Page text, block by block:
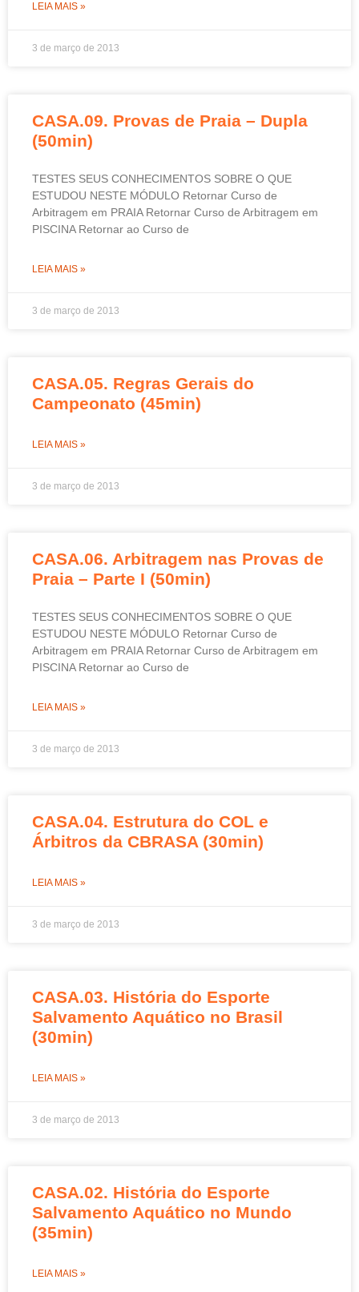
LEIA MAIS »
3 de março de 2013
CASA.09. Provas de Praia – Dupla
(50min)
TESTES SEUS CONHECIMENTOS SOBRE O QUE
ESTUDOU NESTE MÓDULO Retornar Curso de
Arbitragem em PRAIA Retornar Curso de Arbitragem em
PISCINA Retornar ao Curso de
LEIA MAIS »
3 de março de 2013
CASA.05. Regras Gerais do
Campeonato (45min)
LEIA MAIS »
3 de março de 2013
CASA.06. Arbitragem nas Provas de
Praia – Parte I (50min)
TESTES SEUS CONHECIMENTOS SOBRE O QUE
ESTUDOU NESTE MÓDULO Retornar Curso de
Arbitragem em PRAIA Retornar Curso de Arbitragem em
PISCINA Retornar ao Curso de
LEIA MAIS »
3 de março de 2013
CASA.04. Estrutura do COL e
Árbitros da CBRASA (30min)
LEIA MAIS »
3 de março de 2013
CASA.03. História do Esporte
Salvamento Aquático no Brasil
(30min)
LEIA MAIS »
3 de março de 2013
CASA.02. História do Esporte
Salvamento Aquático no Mundo
(35min)
LEIA MAIS »